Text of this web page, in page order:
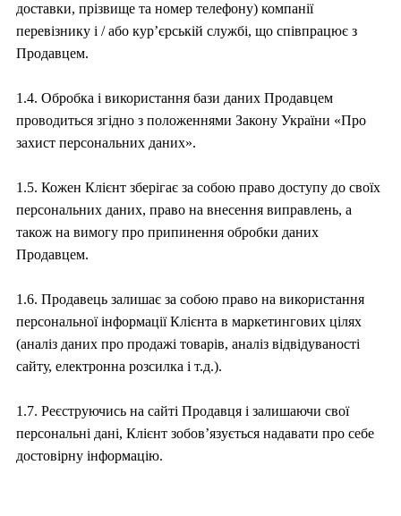
доставки, прізвище та номер телефону) компанії
перевізнику і / або кур’єрській службі, що співпрацює з
Продавцем.
1.4. Обробка і використання бази даних Продавцем
проводиться згідно з положеннями Закону України «Про
захист персональних даних».
1.5. Кожен Клієнт зберігає за собою право доступу до своїх
персональних даних, право на внесення виправлень, а
також на вимогу про припинення обробки даних
Продавцем.
1.6. Продавець залишає за собою право на використання
персональної інформації Клієнта в маркетингових цілях
(аналіз даних про продажі товарів, аналіз відвідуваності
сайту, електронна розсилка і т.д.).
1.7. Реєструючись на сайті Продавця і залишаючи свої
персональні дані, Клієнт зобов’язується надавати про себе
достовірну інформацію.